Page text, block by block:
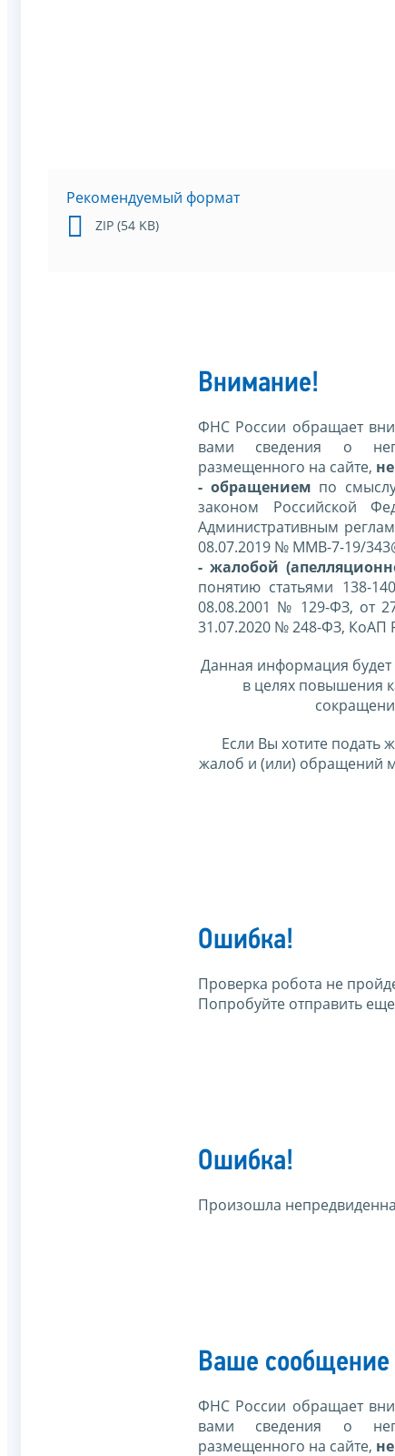
Рекомендуемый формат
ZIP (54 KB)
Внимание!
ФНС России обращает
вами сведения о
размещенного на сайте,
- обращением по
законом Российской
Административным
08.07.2019 № ММВ-7-19/
- жалобой
понятию статьями 138-
08.08.2001 № 129-ФЗ, от
31.07.2020 № 248-ФЗ, КоАП
Данная информация
в целях повышения
Если Вы хотите подать
жалоб и (или) обращений
Ошибка!
Проверка робота не
Попробуйте отправить
Ошибка!
Произошла
Ваше сообщение
ФНС России обращает
вами сведения о
размещенного на сайте,